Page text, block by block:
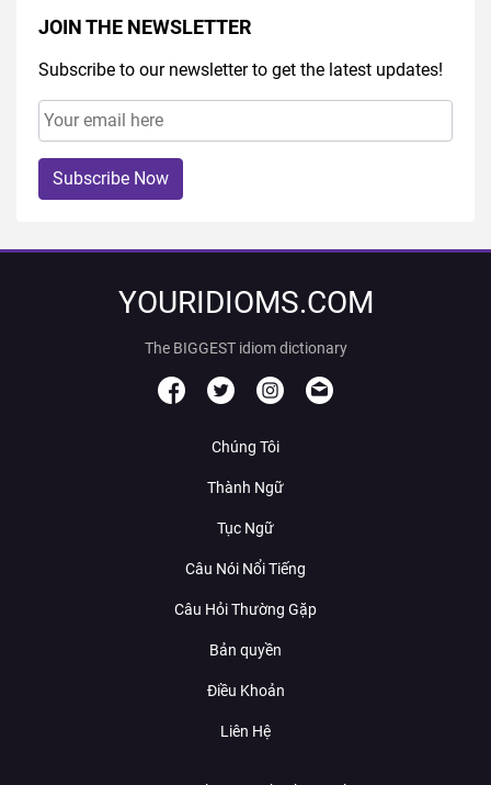
JOIN THE NEWSLETTER
Subscribe to our newsletter to get the latest updates!
Subscribe Now
YOURIDIOMS.COM
The BIGGEST idiom dictionary
Chúng Tôi
Thành Ngữ
Tục Ngữ
Câu Nói Nổi Tiếng
Câu Hỏi Thường Gặp
Bản quyền
Điều Khoản
Liên Hệ